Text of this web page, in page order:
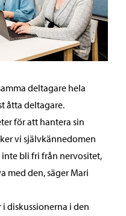
deltagare hela
åtta deltagare.
för att hantera sin
vi självkännedomen
bli fri från nervositet,
med den, säger Mari
diskussionerna i den